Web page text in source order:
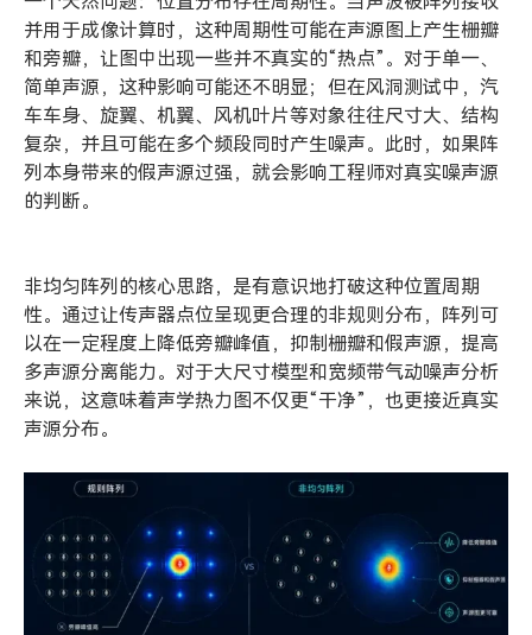
并用于成像计算时，这种周期性可能在声源图上产生栅瓣
和旁瓣，让图中出现一些并不真实的“热点”。对于单一、
简单声源，这种影响可能还不明显；但在风洞测试中，汽
车车身、旋翼、机翼、风机叶片等对象往往尺寸大、结构
复杂，并且可能在多个频段同时产生噪声。此时，如果阵
列本身带来的假声源过强，就会影响工程师对真实噪声源
的判断。
非均匀阵列的核心思路，是有意识地打破这种位置周期
性。通过让传声器点位呈现更合理的非规则分布，阵列可
以在一定程度上降低旁瓣峰值，抑制栅瓣和假声源，提高
多声源分离能力。对于大尺寸模型和宽频带气动噪声分析
来说，这意味着声学热力图不仅更“干净”，也更接近真实
声源分布。